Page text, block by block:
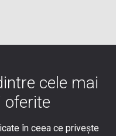
cele mai
oferite
în ceea ce privește